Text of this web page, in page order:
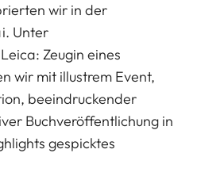
wir in der
Unter
Zeugin eines
wir mit illustrem Event,
beeindruckender
Buchveröffentlichung in
gespicktes